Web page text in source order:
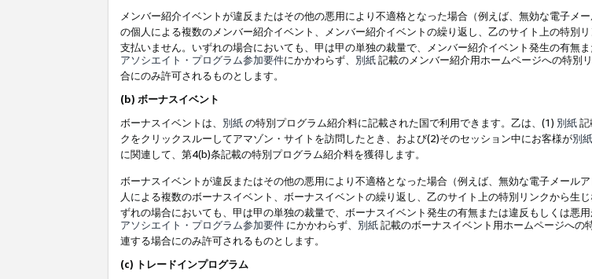
メンバー紹介イベントが違反またはその他の悪用により不適格となった場合（例えば、無効な電子メ
の個人による複数のメンバー紹介イベント、メンバー紹介イベントの繰り返し、乙のサイト上の特別
支払いません。いずれの場合においても、甲は甲の単独の裁量で、メンバー紹介イベント発生の有無
アソシエイト・プログラム参加要件にかかわらず、 別紙記載のメンバー紹介用ホームページへの特別
合にのみ許可されるものとします。
(b) ボーナスイベント
ボーナスイベントは、 別紙の特別プログラム紹介料に記載された国で利用できます。乙は、(1) 別紙記
クをクリックスルーしてアマゾン・サイトを訪問したとき、および(2)そのセッション中にお客様が別紙
に関連して、第4(b)条記載の特別プログラム紹介料を獲得します。
ボーナスイベントが違反またはその他の悪用により不適格となった場合（例えば、無効な電子メール
人による複数のボーナスイベント、ボーナスイベントの繰り返し、乙のサイト上の特別リンクから生
ずれの場合においても、甲は甲の単独の裁量で、ボーナスイベント発生の有無または違反もしくは悪用
アソシエイト・プログラム参加要件 にかかわらず、 別紙記載のボーナスイベント用ホームページへの
連する場合にのみ許可されるものとします。
(c) トレードインプログラム